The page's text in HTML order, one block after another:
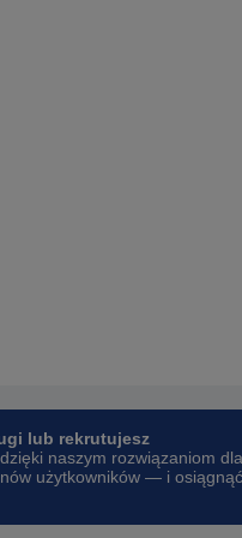
lub rekrutujesz
naszym rozwiązaniom dla
użytkowników — i osiągnąć